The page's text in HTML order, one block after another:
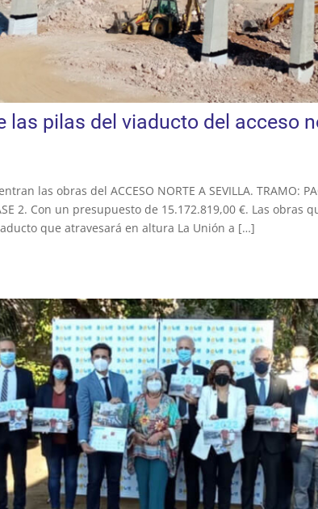
las pilas del viaducto del acceso
las obras del ACCESO NORTE A SEVILLA. TRAMO:
2. Con un presupuesto de 15.172.819,00 €. Las obras
que atravesará en altura La Unión a […]